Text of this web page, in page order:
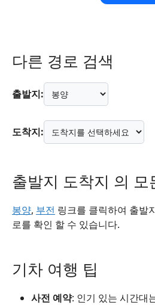
다른 경로 검색
출발지:
도착지:
출발지 도착지 의 모
봉양, 부전 링크를 클릭하여 출발
로를 확인 할 수 있습니다.
기차 여행 팁
사전 예약: 인기 있는 시간대